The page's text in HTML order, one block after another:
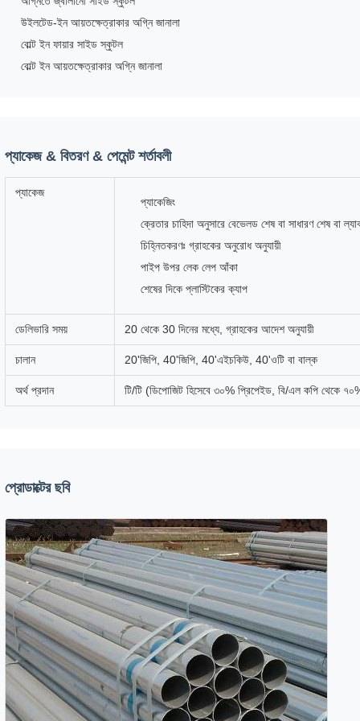
উইলটেড-ইন আয়তক্ষেত্রাকার অগ্নি জানালা
বোল্ট ইন ফায়ার সাইড স্কুটল
বোল্ট ইন আয়তক্ষেত্রাকার অগ্নি জানালা
প্যাকেজ & বিতরণ & পেমেন্ট শর্তাবলী
প্যাকেজ
প্যাকেজিং
ক্রেতার চাহিদা অনুসারে বেভেলড শেষ বা সাধারণ শেষ বা
চিহ্নিতকরণঃ গ্রাহকের অনুরোধ অনুযায়ী
পাইপ উপর লেক লেপ আঁকা
শেষের দিকে প্লাস্টিকের ক্যাপ
ডেলিভারি সময় 20 থেকে 30 দিনের মধ্যে, গ্রাহকের আদেশ অনুযায়ী
চালান 20'জিপি, 40'জিপি, 40'এইচকিউ, 40'ওটি বা বাল্ক
অর্থ প্রদান টি/টি (ডিপোজিট হিসেবে ৩০% প্রিপেইড, বি/এল কপি থেকে ৭০%
প্রোডাক্টের ছবি